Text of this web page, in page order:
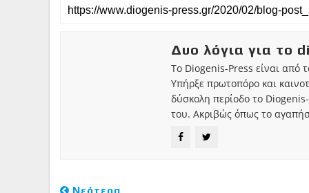
Δυο λόγια για το
Το Diogenis-Press είναι από
Υπήρξε πρωτοπόρο και
δύσκολη περίοδο το
του. Ακριβώς όπως το
Νεότερα